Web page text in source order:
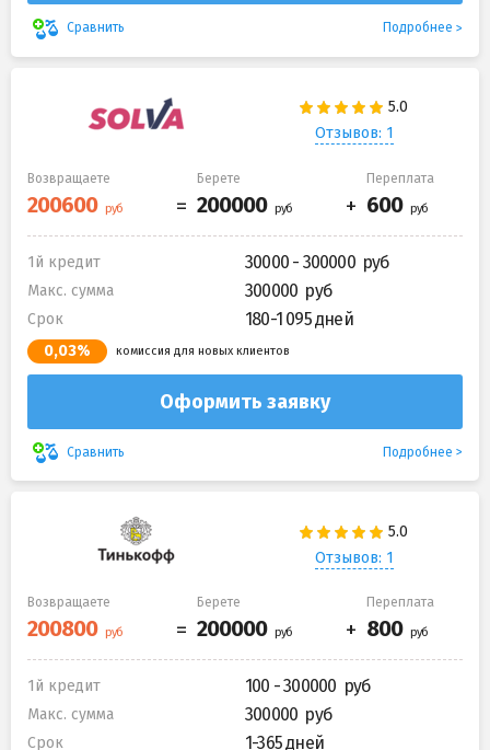
Сравнить Подробнее
Отзывов: 1
Возвращаете Берете Переплата
1й кредит 30000 - 300000
Макс. сумма 300000
Срок 180-1 095 дней
0,03% комиссия для новых клиентов
Оформить заявку
Сравнить Подробнее
Отзывов: 1
Возвращаете Берете Переплата
1й кредит 100 - 300000
Макс. сумма 300000
Срок 1-365 дней